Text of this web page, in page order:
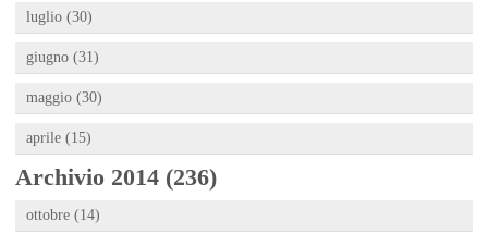
luglio (30)
giugno (31)
maggio (30)
aprile (15)
Archivio 2014 (236)
ottobre (14)